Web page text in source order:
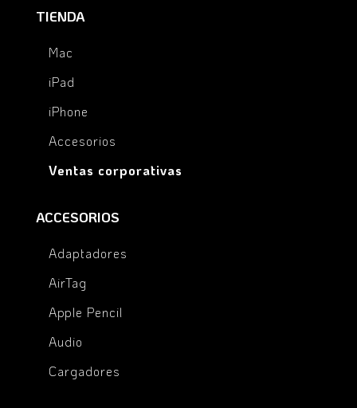
TIENDA
Mac
iPad
iPhone
Accesorios
Ventas corporativas
ACCESORIOS
Adaptadores
AirTag
Apple Pencil
Audio
Cargadores